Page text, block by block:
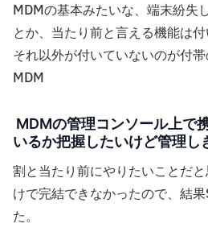
MDMの基本みたいな、端末紛失
とか、当たり前と言える機能は
それ以外が付いていないのが付
MDM
MDMの管理コンソール上で
いるか把握したいけど管理し
割と当たり前にやりたいことだ
けで完結できなかったので、結
た。